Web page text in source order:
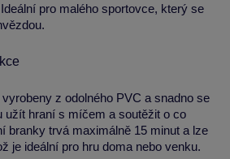
pro malého sportovce, který se
z odolného PVC a snadno se
užít hraní s míčem a soutěžit o co
branky trvá maximálně 15 minut a lze
je ideální pro hru doma nebo venku.